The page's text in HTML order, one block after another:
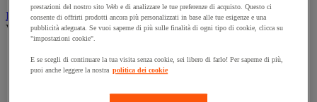
Ingrassaggio e lubrificazione
Vedi tutte le categorie
Attrezzi per lubrificazione
Grasso e olio
prestazioni del nostro sito Web e di analizzare le tue preferenze di acquisto. Questo ci
consente di offrirti prodotti ancora più personalizzati in base alle tue esigenze e una
pubblicità adeguata. Se vuoi saperne di più sulle finalità di ogni tipo di cookie, clicca su
"impostazioni cookie".
E se scegli di continuare la tua visita senza cookie, sei libero di farlo! Per saperne di più,
puoi anche leggere la nostra politica dei cookie